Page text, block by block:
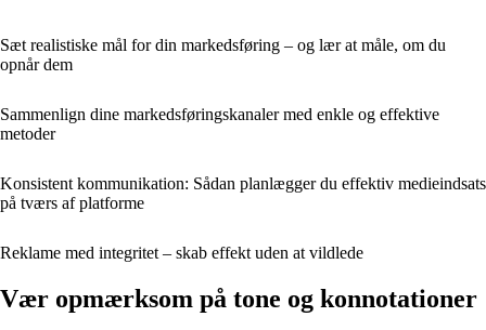
Sæt realistiske mål for din markedsføring – og lær at måle, om du
opnår dem
Sammenlign dine markedsføringskanaler med enkle og effektive
metoder
Konsistent kommunikation: Sådan planlægger du effektiv medieindsats
på tværs af platforme
Reklame med integritet – skab effekt uden at vildlede
Vær opmærksom på tone og konnotationer